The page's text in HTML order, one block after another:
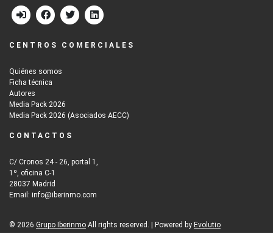
CENTROS COMERCIALES
Quiénes somos
Ficha técnica
Autores
Media Pack 2026
Media Pack 2026 (Asociados AECC)
CONTACTOS
C/ Cronos 24 - 26, portal 1,
1º, oficina C-1
28037 Madrid
Email: info@iberinmo.com
© 2026 Grupo Iberinmo All rights reserved. | Powered by Evolutio